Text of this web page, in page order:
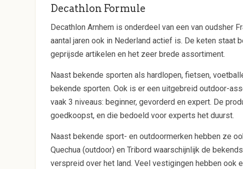
Decathlon Formule
Decathlon Arnhem is onderdeel van een van oudsher
aantal jaren ook in Nederland actief is. De keten staat
geprijsde artikelen en het zeer brede assortiment.
Naast bekende sporten als hardlopen, fietsen,
bekende sporten. Ook is er een uitgebreid outdoor-
vaak 3 niveaus: beginner, gevorderd en expert. De
goedkoopst, en die bedoeld voor experts het duurst.
Naast bekende sport- en outdoormerken hebben ze
Quechua (outdoor) en Tribord waarschijnlijk de
verspreid over het land. Veel vestigingen hebben ook